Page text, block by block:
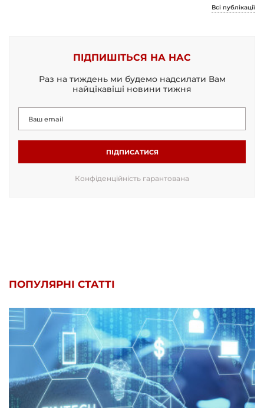
Всі публікації
ПІДПИШІТЬСЯ НА НАС
Раз на тиждень ми будемо надсилати Вам
найцікавіші новини тижня
ПІДПИСАТИСЯ
Конфіденційність гарантована
ПОПУЛЯРНІ СТАТТІ